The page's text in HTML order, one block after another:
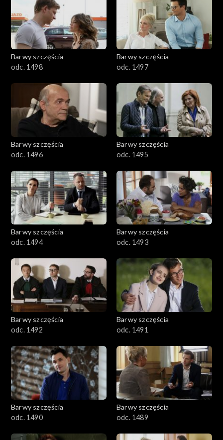
2801–2900
2701–2800
2501–2600
2401–2500
2301–2400
2201–2300
2101–2200
2001–2100
1801–1900
1701–1800
1601–1700
1501–1600
1401–1500
1301–1400
Barwy szczęścia
odc. 1498
Barwy szczęścia
odc. 1497
Barwy szczęścia
odc. 1496
Barwy szczęścia
odc. 1495
Barwy szczęścia
odc. 1494
Barwy szczęścia
odc. 1493
Barwy szczęścia
odc. 1492
Barwy szczęścia
odc. 1491
Barwy szczęścia
odc. 1490
Barwy szczęścia
odc. 1489